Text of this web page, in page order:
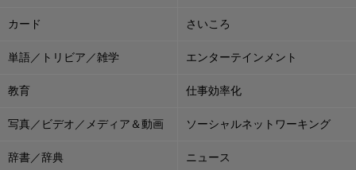
カード さいころ
単語／トリビア／雑学 エンターテインメント
教育 仕事効率化
写真／ビデオ／メディア＆動画 ソーシャルネットワーキング
辞書／辞典 ニュース